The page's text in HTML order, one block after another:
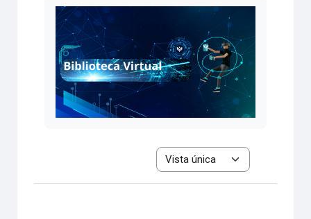
Ver el modo de navegación